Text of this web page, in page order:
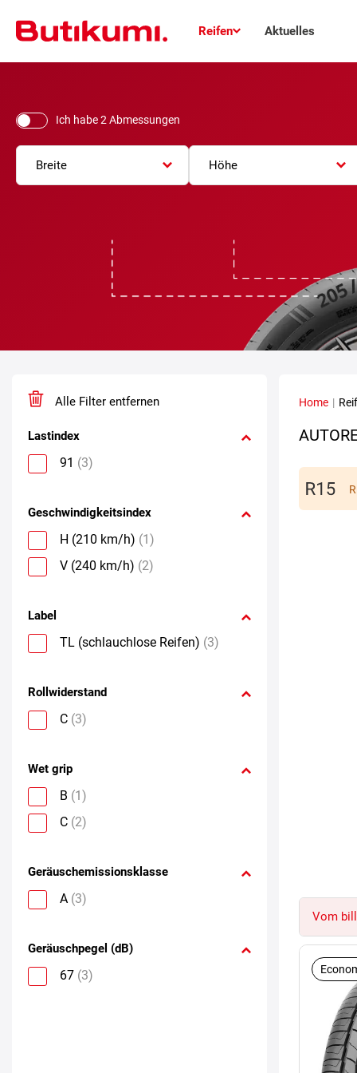
Reifen Aktuelles
Ich habe 2 Abmessungen
Breite Höhe
Alle Filter entfernen
Lastindex
91 (3)
Geschwindigkeitsindex
H (210 km/h) (1)
V (240 km/h) (2)
Label
TL (schlauchlose Reifen) (3)
Rollwiderstand
C (3)
Wet grip
B (1)
C (2)
Geräuschemissionsklasse
A (3)
Geräuschpegel (dB)
67 (3)
Home |
Vom